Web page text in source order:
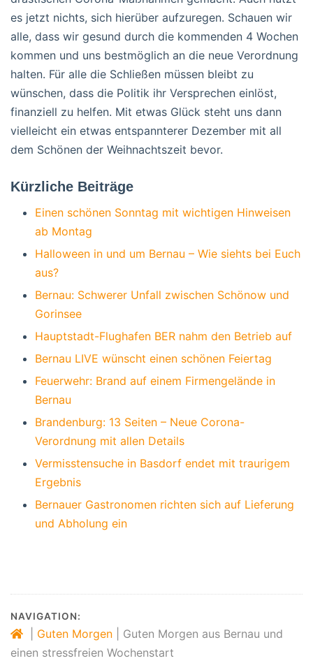
es jetzt nichts, sich hierüber aufzuregen. Schauen wir
alle, dass wir gesund durch die kommenden 4 Wochen
kommen und uns bestmöglich an die neue Verordnung
halten. Für alle die Schließen müssen bleibt zu
wünschen, dass die Politik ihr Versprechen einlöst,
finanziell zu helfen. Mit etwas Glück steht uns dann
vielleicht ein etwas entspannterer Dezember mit all
dem Schönen der Weihnachtszeit bevor.
Kürzliche Beiträge
Einen schönen Sonntag mit wichtigen Hinweisen
ab Montag
Halloween in und um Bernau – Wie siehts bei Euch
aus?
Bernau: Schwerer Unfall zwischen Schönow und
Gorinsee
Hauptstadt-Flughafen BER nahm den Betrieb auf
Bernau LIVE wünscht einen schönen Feiertag
Feuerwehr: Brand auf einem Firmengelände in
Bernau
Brandenburg: 13 Seiten – Neue Corona-
Verordnung mit allen Details
Vermisstensuche in Basdorf endet mit traurigem
Ergebnis
Bernauer Gastronomen richten sich auf Lieferung
und Abholung ein
NAVIGATION:
Guten Morgen
Guten Morgen aus Bernau und
einen stressfreien Wochenstart